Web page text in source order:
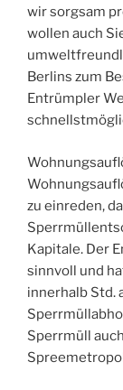
wir sorgsam
wollen auch
Berlins zum
Entrümpler
zu einreden,
Kapitale. Der
sinnvoll und
innerhalb Std.
Sperrmüll